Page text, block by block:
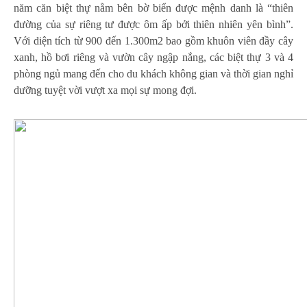
năm căn biệt thự nằm bên bờ biển được mệnh danh là “thiên
đường của sự riêng tư được ôm ấp bởi thiên nhiên yên bình”.
Với diện tích từ 900 đến 1.300m2 bao gồm khuôn viên đầy cây
xanh, hồ bơi riêng và vườn cây ngập nắng, các biệt thự 3 và 4
phòng ngủ mang đến cho du khách không gian và thời gian nghỉ
dưỡng tuyệt vời vượt xa mọi sự mong đợi.